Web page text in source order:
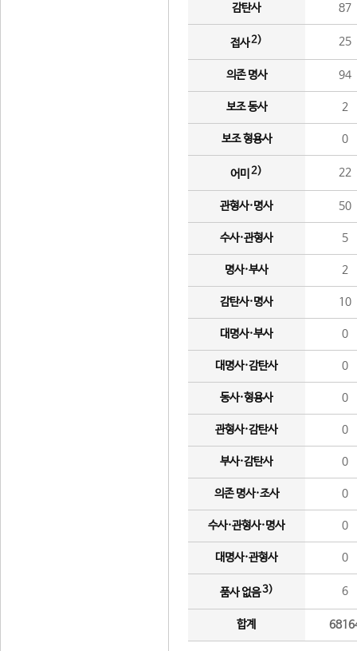
감탄사 87
접사2) 25
의존 명사 94
보조 동사 2
보조 형용사 0
어미 2) 22
관형사·명사 50
수사·관형사 5
명사·부사 2
감탄사·명사 10
대명사·부사 0
대명사·감탄사 0
동사·형용사 0
관형사·감탄사 0
부사·감탄사 0
의존 명사·조사 0
수사·관형사·명사 0
대명사·관형사 0
품사 없음3) 6
합계